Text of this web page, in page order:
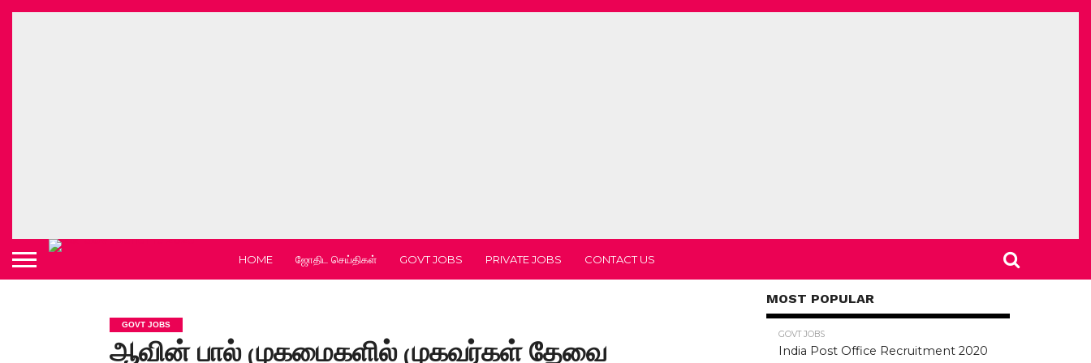
HOME ஜோதிட செய்திகள் GOVT JOBS PRIVATE JOBS CONTACT US
GOVT JOBS
ஆவின் பால் முகமைகளில் முகவர்கள் தேவை
MOST POPULAR
GOVT JOBS
India Post Office Recruitment 2020